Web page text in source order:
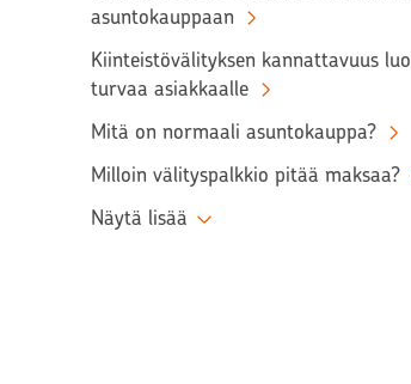
asuntokauppaan
Kiinteistövälityksen kannattavuus luo
turvaa asiakkaalle
Mitä on normaali asuntokauppa?
Milloin välityspalkkio pitää maksaa?
Näytä lisää